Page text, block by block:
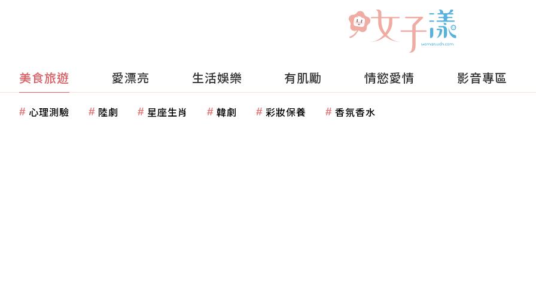
美食旅遊 愛漂亮 生活娛樂 有肌勵 情慾愛情 影音專區
心理測驗 陸劇 星座生肖 韓劇 彩妝保養 香氛香水